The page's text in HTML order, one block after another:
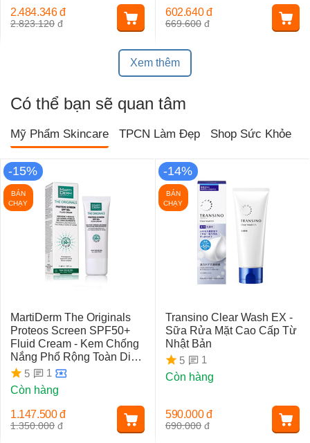
2.823.120 đ
2.484.346 đ
669.600 đ
602.640 đ
Xem thêm
Có thể bạn sẽ quan tâm
Mỹ Phẩm Skincare TPCN Làm Đẹp Shop Sức Khỏe
-15%
BÁN
CHẠY
MartiDerm The Originals
Proteos Screen SPF50+
Fluid Cream - Kem Chống
Nắng Phổ Rộng Toàn Diện
Ngừa Lão Hóa, Nám Da
5
1
Còn hàng
1.350.000 đ
1.147.500 đ
-14%
BÁN
CHẠY
Transino Clear Wash EX -
Sữa Rửa Mặt Cao Cấp Từ
Nhật Bản
5
1
Còn hàng
690.000 đ
590.000 đ